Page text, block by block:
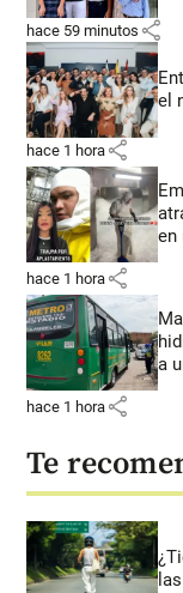
hace 59 minutos share
el
hace 1 hora share
en
hace 1 hora share
a
hace 1 hora share
Te